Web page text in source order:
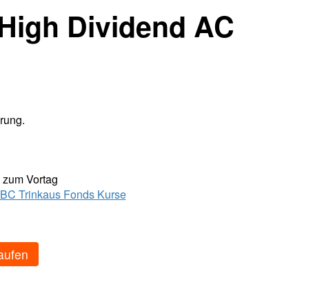
Dividend AC
Vortag
Trinkaus Fonds Kurse